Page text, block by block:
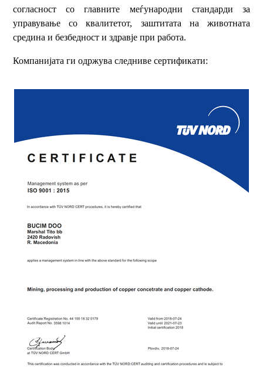
согласност со главните меѓународни стандарди за
управување со квалитетот, заштитата на животната
средина и безбедност и здравје при работа.
Компанијата ги одржува следниве сертификати: